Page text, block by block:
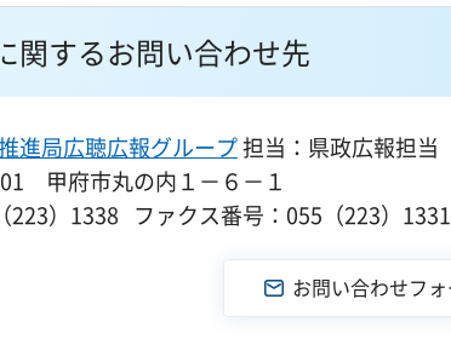
関するお問い合わせ先
進局広聴広報グループ担当：県政広報担当
甲府市丸の内１－６－１
223）1338 ファクス番号：055（223）1331